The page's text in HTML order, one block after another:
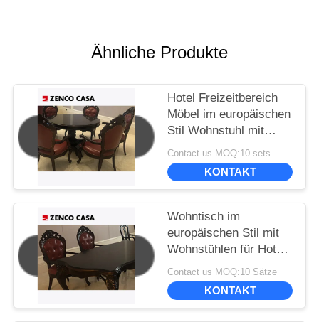
Ähnliche Produkte
Hotel Freizeitbereich
Möbel im europäischen
Stil Wohnstuhl mit
kleinen runden Tisch
Contact us MOQ:10 sets
KONTAKT
Wohntisch im
europäischen Stil mit
Wohnstühlen für Hotel
oder Zuhause
Contact us MOQ:10 Sätze
KONTAKT